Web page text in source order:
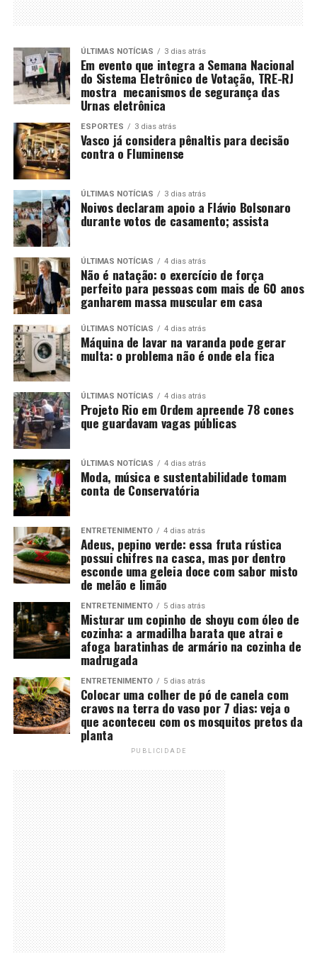
ÚLTIMAS NOTÍCIAS 3 dias atrás
Em evento que integra a Semana Nacional
do Sistema Eletrônico de Votação, TRE-RJ
mostra mecanismos de segurança das
Urnas eletrônica
ESPORTES 3 dias atrás
Vasco já considera pênaltis para decisão
contra o Fluminense
ÚLTIMAS NOTÍCIAS 3 dias atrás
Noivos declaram apoio a Flávio Bolsonaro
durante votos de casamento; assista
ÚLTIMAS NOTÍCIAS 4 dias atrás
Não é natação: o exercício de força
perfeito para pessoas com mais de 60 anos
ganharem massa muscular em casa
ÚLTIMAS NOTÍCIAS 4 dias atrás
Máquina de lavar na varanda pode gerar
multa: o problema não é onde ela fica
ÚLTIMAS NOTÍCIAS 4 dias atrás
Projeto Rio em Ordem apreende 78 cones
que guardavam vagas públicas
ÚLTIMAS NOTÍCIAS 4 dias atrás
Moda, música e sustentabilidade tomam
conta de Conservatória
ENTRETENIMENTO 4 dias atrás
Adeus, pepino verde: essa fruta rústica
possui chifres na casca, mas por dentro
esconde uma geleia doce com sabor misto
de melão e limão
ENTRETENIMENTO 5 dias atrás
Misturar um copinho de shoyu com óleo de
cozinha: a armadilha barata que atrai e
afoga baratinhas de armário na cozinha de
madrugada
ENTRETENIMENTO 5 dias atrás
Colocar uma colher de pó de canela com
cravos na terra do vaso por 7 dias: veja o
que aconteceu com os mosquitos pretos da
planta
PUBLICIDADE